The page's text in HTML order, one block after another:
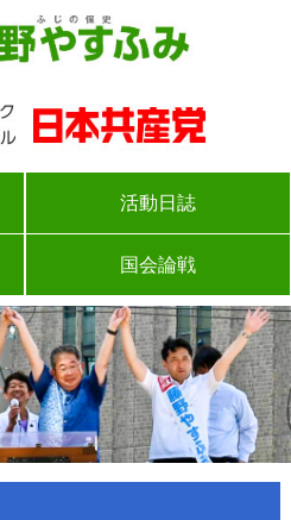
活動日誌
国会論戦